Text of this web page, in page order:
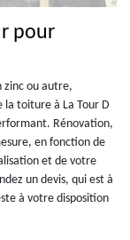
pour
zinc ou autre,
la toiture à La Tour D
Rénovation,
en fonction de
et de votre
un devis, qui est à
à votre disposition